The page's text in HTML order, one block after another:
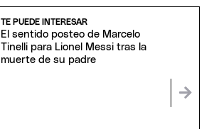
TE PUEDE INTERESAR
El sentido posteo de Marcelo
Tinelli para Lionel Messi tras la
muerte de su padre